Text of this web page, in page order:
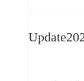
──「
Update